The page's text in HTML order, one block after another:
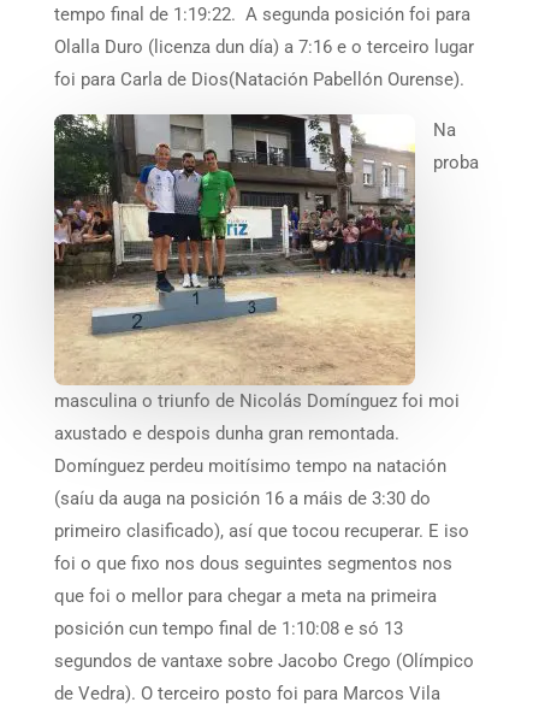
tempo final de 1:19:22. A segunda posición foi para
Olalla Duro (licenza dun día) a 7:16 e o terceiro lugar
foi para Carla de Dios(Natación Pabellón Ourense).
Na
proba
masculina o triunfo de Nicolás Domínguez foi moi
axustado e despois dunha gran remontada.
Domínguez perdeu moitísimo tempo na natación
(saíu da auga na posición 16 a máis de 3:30 do
primeiro clasificado), así que tocou recuperar. E iso
foi o que fixo nos dous seguintes segmentos nos
que foi o mellor para chegar a meta na primeira
posición cun tempo final de 1:10:08 e só 13
segundos de vantaxe sobre Jacobo Crego (Olímpico
de Vedra). O terceiro posto foi para Marcos Vila